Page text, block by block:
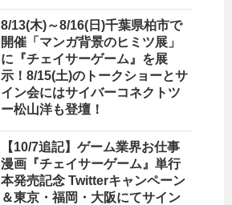
8/13(木)～8/16(日)千葉県柏市で
開催「マンガ背景のヒミツ展」
に『チェイサーゲーム』を展
示！8/15(土)のトークショーとサ
イン会にはサイバーコネクトツ
ー松山洋も登壇！
【10/7追記】ゲーム業界お仕事
漫画『チェイサーゲーム』単行
本発売記念 Twitterキャンペーン
＆東京・福岡・大阪にてサイン